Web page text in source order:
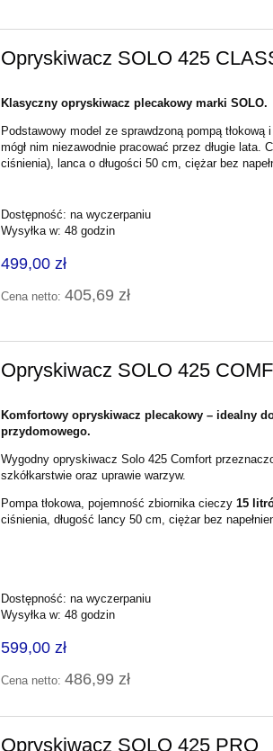
Opryskiwacz SOLO 425
Klasyczny opryskiwacz plecakowy marki SOLO.
Podstawowy model ze sprawdzoną pompą
mógł nim niezawodnie pracować przez długie lata.
ciśnienia), lanca o długości 50 cm, ciężar bez
Dostępność: na wyczerpaniu
Wysyłka w: 48 godzin
499,00 zł
Cena netto: 405,69 zł
Opryskiwacz SOLO 425
Komfortowy opryskiwacz plecakowy – idealny
przydomowego.
Wygodny opryskiwacz Solo 425 Comfort
szkółkarstwie oraz uprawie warzyw.
Pompa tłokowa, pojemność zbiornika cieczy 15
ciśnienia, długość lancy 50 cm, ciężar bez
Dostępność: na wyczerpaniu
Wysyłka w: 48 godzin
599,00 zł
Cena netto: 486,99 zł
Opryskiwacz SOLO 425 PRO